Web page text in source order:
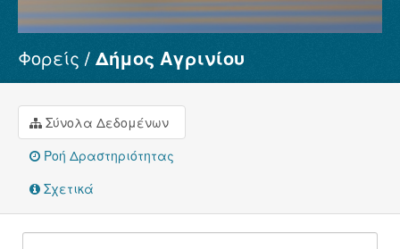
Σύνολα Δεδομένων
Φορείς
Ομάδες
Σχετικά
Φορείς Δήμος Αγρινίου
Σύνολα Δεδομένων
Ροή Δραστηριότητας
Σχετικά